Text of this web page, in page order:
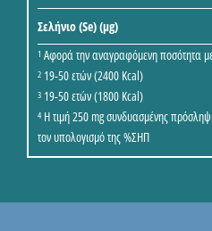
Σελήνιο (Se) (μg)
1 Αφορά την αναγραφόμενη ποσότητα
2 19-50 ετών (2400 Kcal)
3 19-50 ετών (1800 Kcal)
4 Η τιμή 250 mg συνδυασμένης
τον υπολογισμό της %ΣΗΠ